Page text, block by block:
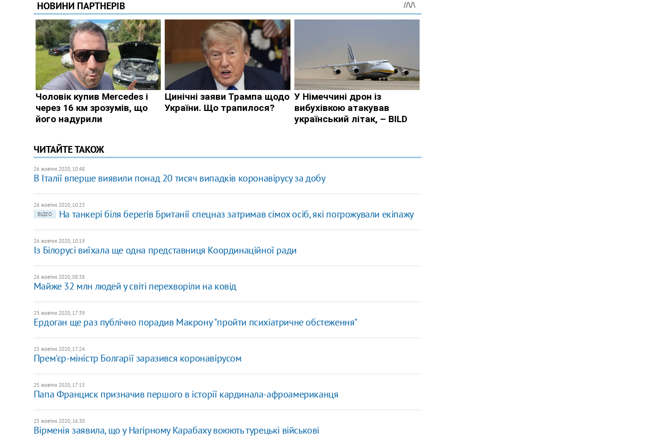
ЧИТАЙТЕ ТАКОЖ
26 жовтня 2020, 10:48
В Італії вперше виявили понад 20 тисяч випадків коронавірусу за добу
26 жовтня 2020, 10:23
ВІДЕО
На танкері біля берегів Британії спецназ затримав сімох осіб, які погрожували екіпажу
26 жовтня 2020, 10:19
Із Білорусі виїхала ще одна представниця Координаційної ради
26 жовтня 2020, 08:38
Майже 32 млн людей у світі перехворіли на ковід
25 жовтня 2020, 17:39
Ердоган ще раз публічно порадив Макрону "пройти психіатричне обстеження"
25 жовтня 2020, 17:24
Прем'єр-міністр Болгарії заразився коронавірусом
25 жовтня 2020, 17:15
Папа Франциск призначив першого в історії кардинала-афроамериканця
25 жовтня 2020, 16:30
Вірменія заявила, що у Нагірному Карабаху воюють турецькі військові